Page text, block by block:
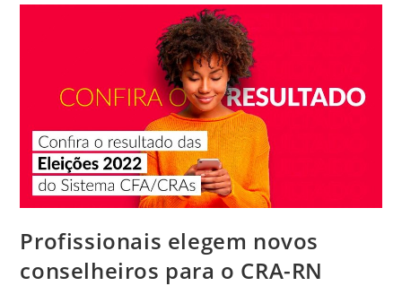
CFA/CRAs?
Justifique!
Profissionais elegem novos
conselheiros para o CRA-RN